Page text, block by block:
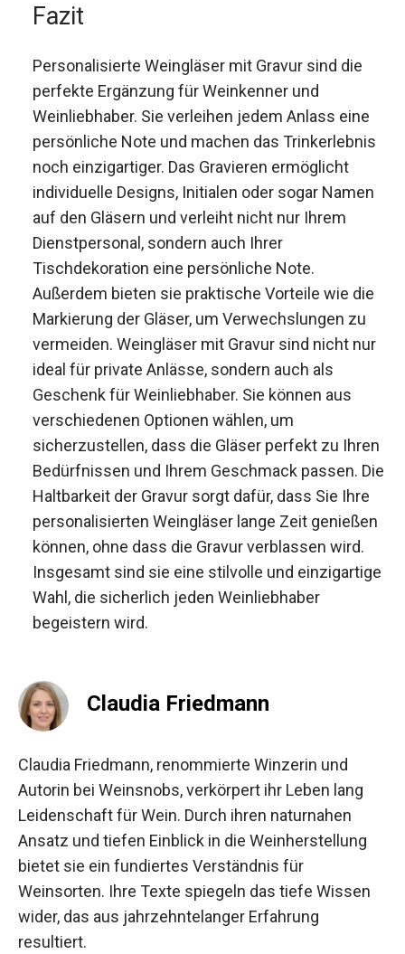
Fazit
Personalisierte Weingläser mit Gravur sind die
perfekte Ergänzung für Weinkenner und
Weinliebhaber. Sie verleihen jedem Anlass eine
persönliche Note und machen das Trinkerlebnis
noch einzigartiger. Das Gravieren ermöglicht
individuelle Designs, Initialen oder sogar Namen
auf den Gläsern und verleiht nicht nur Ihrem
Dienstpersonal, sondern auch Ihrer
Tischdekoration eine persönliche Note.
Außerdem bieten sie praktische Vorteile wie die
Markierung der Gläser, um Verwechslungen zu
vermeiden. Weingläser mit Gravur sind nicht nur
ideal für private Anlässe, sondern auch als
Geschenk für Weinliebhaber. Sie können aus
verschiedenen Optionen wählen, um
sicherzustellen, dass die Gläser perfekt zu Ihren
Bedürfnissen und Ihrem Geschmack passen. Die
Haltbarkeit der Gravur sorgt dafür, dass Sie Ihre
personalisierten Weingläser lange Zeit genießen
können, ohne dass die Gravur verblassen wird.
Insgesamt sind sie eine stilvolle und einzigartige
Wahl, die sicherlich jeden Weinliebhaber
begeistern wird.
Claudia Friedmann
Claudia Friedmann, renommierte Winzerin und
Autorin bei Weinsnobs, verkörpert ihr Leben lang
Leidenschaft für Wein. Durch ihren naturnahen
Ansatz und tiefen Einblick in die Weinherstellung
bietet sie ein fundiertes Verständnis für
Weinsorten. Ihre Texte spiegeln das tiefe Wissen
wider, das aus jahrzehntelanger Erfahrung
resultiert.